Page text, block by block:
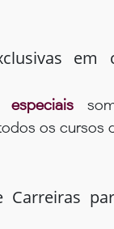
em
especiais
os cursos
Carreiras